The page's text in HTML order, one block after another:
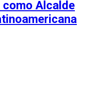
como Alcalde